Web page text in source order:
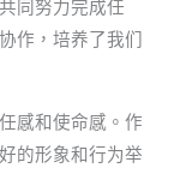
同努力完成任
作，培养了我们
感和使命感。作
的形象和行为举